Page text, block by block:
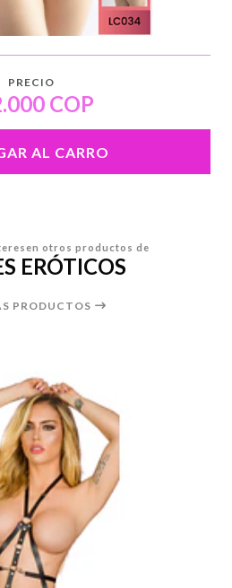
PRECIO
COP
AL CARRO
otros productos de
ERÓTICOS
PRODUCTOS